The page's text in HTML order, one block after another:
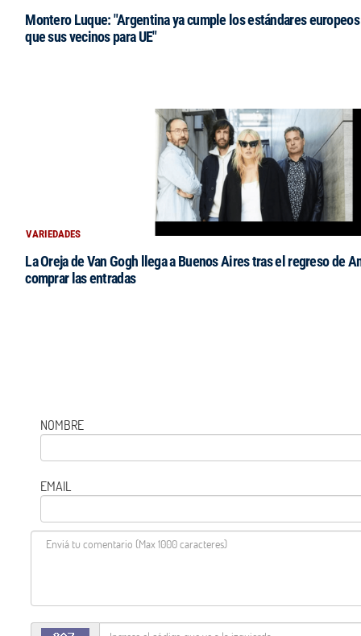
Montero Luque: "Argentina ya cumple los estándares
que sus vecinos para UE"
VARIEDADES
La Oreja de Van Gogh llega a Buenos Aires tras el regreso de
comprar las entradas
NOMBRE
EMAIL